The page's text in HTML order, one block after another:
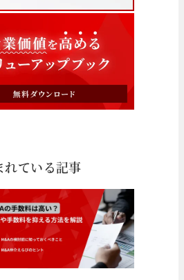
れている記事